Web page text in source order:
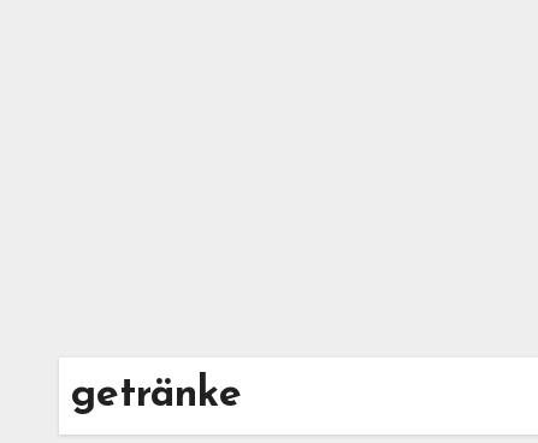
getränke